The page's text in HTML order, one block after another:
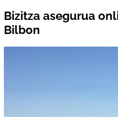
Bizitza asegurua
Bilbon